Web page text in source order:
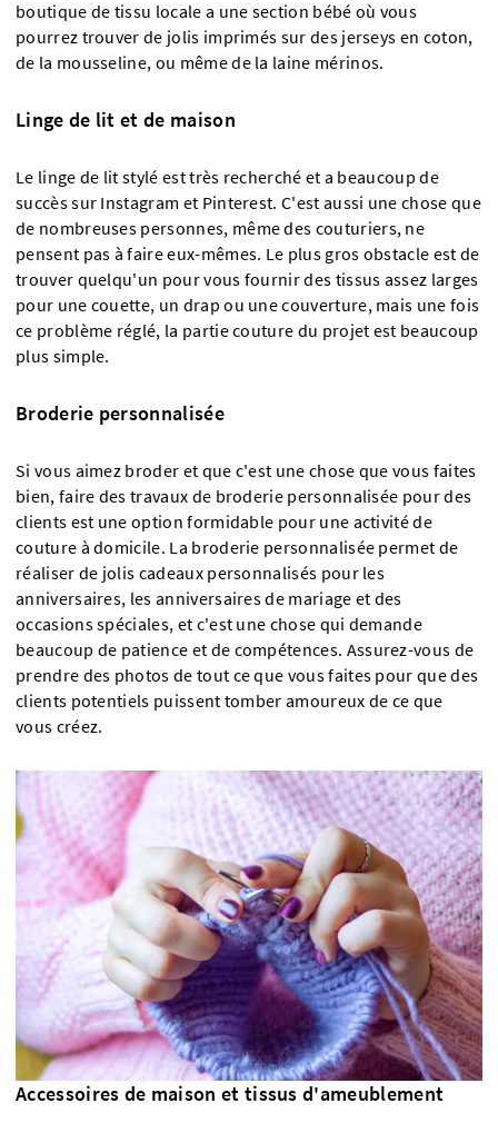
boutique de tissu locale a une section bébé où vous
pourrez trouver de jolis imprimés sur des jerseys en coton,
de la mousseline, ou même de la laine mérinos.
Linge de lit et de maison
Le linge de lit stylé est très recherché et a beaucoup de
succès sur Instagram et Pinterest. C'est aussi une chose que
de nombreuses personnes, même des couturiers, ne
pensent pas à faire eux-mêmes. Le plus gros obstacle est de
trouver quelqu'un pour vous fournir des tissus assez larges
pour une couette, un drap ou une couverture, mais une fois
ce problème réglé, la partie couture du projet est beaucoup
plus simple.
Broderie personnalisée
Si vous aimez broder et que c'est une chose que vous faites
bien, faire des travaux de broderie personnalisée pour des
clients est une option formidable pour une activité de
couture à domicile. La broderie personnalisée permet de
réaliser de jolis cadeaux personnalisés pour les
anniversaires, les anniversaires de mariage et des
occasions spéciales, et c'est une chose qui demande
beaucoup de patience et de compétences. Assurez-vous de
prendre des photos de tout ce que vous faites pour que des
clients potentiels puissent tomber amoureux de ce que
vous créez.
Accessoires de maison et tissus d'ameublement